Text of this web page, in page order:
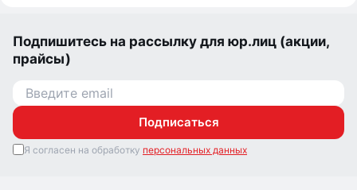
Подпишитесь на рассылку для юр.лиц (акции,
прайсы)
Подписаться
Я согласен на обработку персональных данных